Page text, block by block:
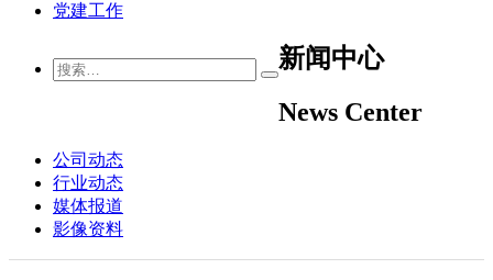
党建工作
新闻中心
News Center
公司动态
行业动态
媒体报道
影像资料